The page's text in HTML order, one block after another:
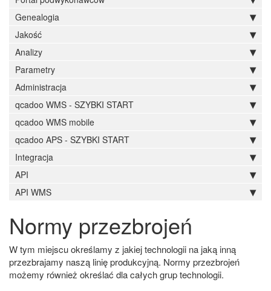
Genealogia
Jakość
Analizy
Parametry
Administracja
qcadoo WMS - SZYBKI START
qcadoo WMS mobile
qcadoo APS - SZYBKI START
Integracja
API
API WMS
Normy przezbrojeń
W tym miejscu określamy z jakiej technologii na jaką inną
przezbrajamy naszą linię produkcyjną. Normy przezbrojeń
możemy również określać dla całych grup technologii.